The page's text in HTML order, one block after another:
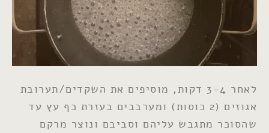
לאחר 3-4 דקות, מוסיפים את השקדים/תערובת
אגוזים (2 כוסות) ומערבבים בעזרת כף עץ עד
שהסוכר מתגבש עליהם וסביבם ונוצר מרקם